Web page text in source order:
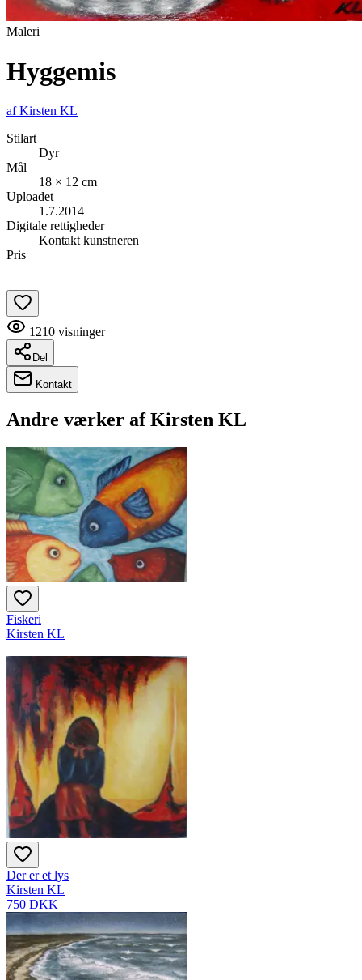
Maleri
Hyggemis
afKirsten KL
Stilart
Dyr
Mål
18 × 12 cm
Uploadet
1.7.2014
Digitale rettigheder
Kontakt kunstneren
Pris
—
1210 visninger
Del
Kontakt
Andre værker afKirsten KL
Fiskeri
Kirsten KL
—
Der er et lys
Kirsten KL
750 DKK